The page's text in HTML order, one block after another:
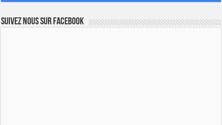
Suivez nous sur Facebook